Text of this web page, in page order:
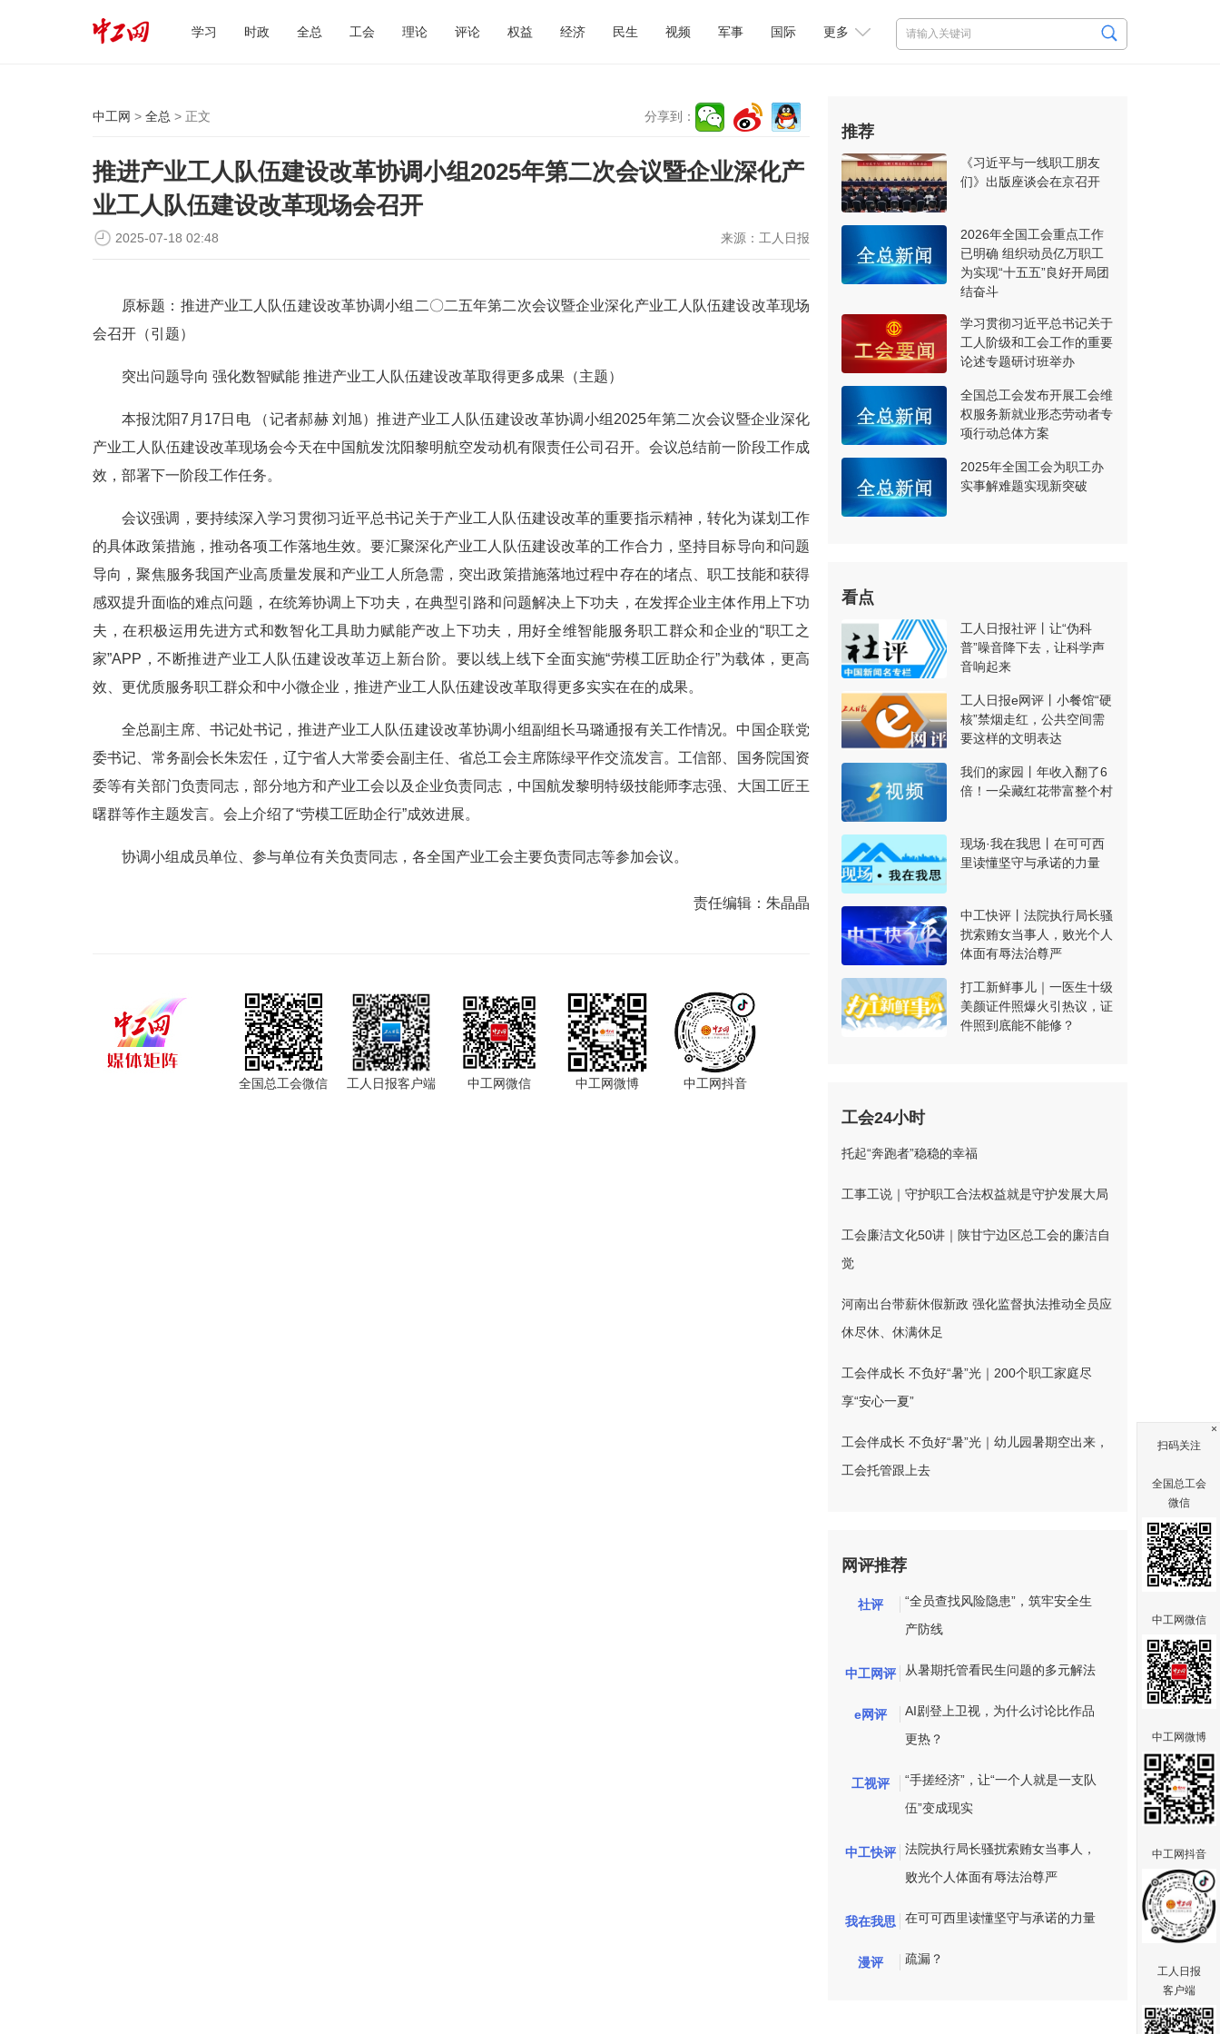
学习 时政 全总 工会 理论 评论 权益 经济 民生 视频 军事 国际 更多
中工网 > 全总 > 正文 分享到：
推进产业工人队伍建设改革协调小组2025年第二次会议暨企业深化产
业工人队伍建设改革现场会召开
来源： 工人日报
2025-07-18 02:48
原标题：推进产业工人队伍建设改革协调小组二〇二五年第二次会议暨企业深化产业工人队伍建设改革现场
会召开（引题）
突出问题导向 强化数智赋能 推进产业工人队伍建设改革取得更多成果（主题）
本报沈阳7月17日电 （记者郝赫 刘旭）推进产业工人队伍建设改革协调小组2025年第二次会议暨企业深化
产业工人队伍建设改革现场会今天在中国航发沈阳黎明航空发动机有限责任公司召开。会议总结前一阶段工作成
效，部署下一阶段工作任务。
会议强调，要持续深入学习贯彻习近平总书记关于产业工人队伍建设改革的重要指示精神，转化为谋划工作
的具体政策措施，推动各项工作落地生效。要汇聚深化产业工人队伍建设改革的工作合力，坚持目标导向和问题
导向，聚焦服务我国产业高质量发展和产业工人所急需，突出政策措施落地过程中存在的堵点、职工技能和获得
感双提升面临的难点问题，在统筹协调上下功夫，在典型引路和问题解决上下功夫，在发挥企业主体作用上下功
夫，在积极运用先进方式和数智化工具助力赋能产改上下功夫，用好全维智能服务职工群众和企业的“职工之
家”APP，不断推进产业工人队伍建设改革迈上新台阶。要以线上线下全面实施“劳模工匠助企行”为载体，更高
效、更优质服务职工群众和中小微企业，推进产业工人队伍建设改革取得更多实实在在的成果。
全总副主席、书记处书记，推进产业工人队伍建设改革协调小组副组长马璐通报有关工作情况。中国企联党
委书记、常务副会长朱宏任，辽宁省人大常委会副主任、省总工会主席陈绿平作交流发言。工信部、国务院国资
委等有关部门负责同志，部分地方和产业工会以及企业负责同志，中国航发黎明特级技能师李志强、大国工匠王
曙群等作主题发言。会上介绍了“劳模工匠助企行”成效进展。
协调小组成员单位、参与单位有关负责同志，各全国产业工会主要负责同志等参加会议。
责任编辑： 朱晶晶
全国总工会微信 工人日报客户端 中工网微信 中工网微博 中工网抖音
推荐
《习近平与一线职工朋友
们》出版座谈会在京召开
2026年全国工会重点工作
已明确 组织动员亿万职工
为实现“十五五”良好开局团
结奋斗
学习贯彻习近平总书记关于
工人阶级和工会工作的重要
论述专题研讨班举办
全国总工会发布开展工会维
权服务新就业形态劳动者专
项行动总体方案
2025年全国工会为职工办
实事解难题实现新突破
看点
工人日报社评丨让“伪科
普”噪音降下去，让科学声
音响起来
工人日报e网评丨小餐馆“硬
核”禁烟走红，公共空间需
要这样的文明表达
我们的家园丨年收入翻了6
倍！一朵藏红花带富整个村
现场·我在我思丨在可可西
里读懂坚守与承诺的力量
中工快评丨法院执行局长骚
扰索贿女当事人，败光个人
体面有辱法治尊严
打工新鲜事儿｜一医生十级
美颜证件照爆火引热议，证
件照到底能不能修？
工会24小时
托起“奔跑者”稳稳的幸福
工事工说｜守护职工合法权益就是守护发展大局
工会廉洁文化50讲｜陕甘宁边区总工会的廉洁自
觉
河南出台带薪休假新政 强化监督执法推动全员应
休尽休、休满休足
工会伴成长 不负好“暑”光｜200个职工家庭尽
享“安心一夏”
工会伴成长 不负好“暑”光｜幼儿园暑期空出来，
工会托管跟上去
网评推荐
社评
“全员查找风险隐患”，筑牢安全生
产防线
中工网评 从暑期托管看民生问题的多元解法
e网评
AI剧登上卫视，为什么讨论比作品
更热？
工视评
“手搓经济”，让“一个人就是一支队
伍”变成现实
中工快评
法院执行局长骚扰索贿女当事人，
败光个人体面有辱法治尊严
我在我思 在可可西里读懂坚守与承诺的力量
漫评 疏漏？
扫码关注
全国总工会
微信
中工网微信
中工网微博
中工网抖音
工人日报
客户端
×